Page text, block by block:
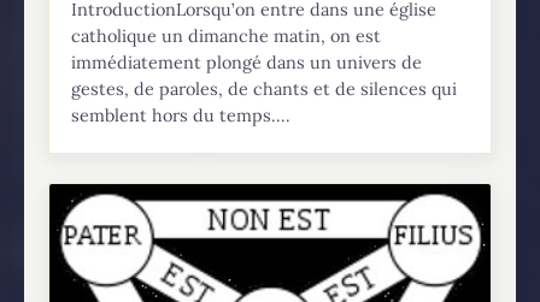
IntroductionLorsqu’on entre dans une église
catholique un dimanche matin, on est
immédiatement plongé dans un univers de
gestes, de paroles, de chants et de silences qui
semblent hors du temps....